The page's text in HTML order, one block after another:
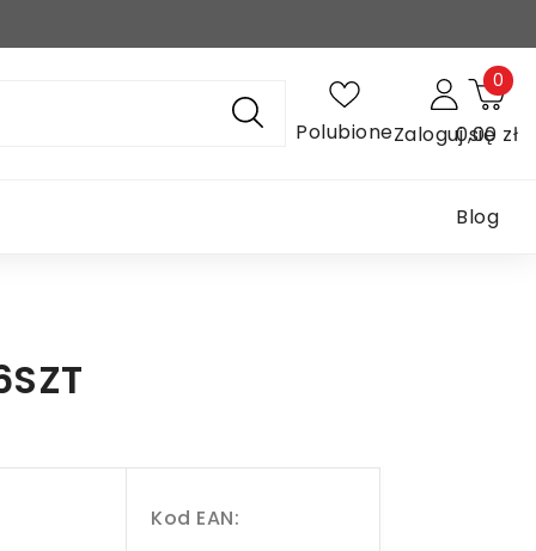
PolubioneZaloguj się
0,00 zł
0
Blog
Kod EAN: